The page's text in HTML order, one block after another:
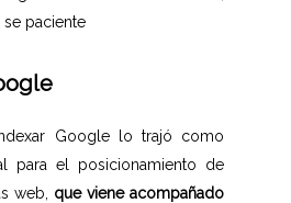
se paciente
Google lo trajó como
para el posicionamiento de
web, que viene acompañado